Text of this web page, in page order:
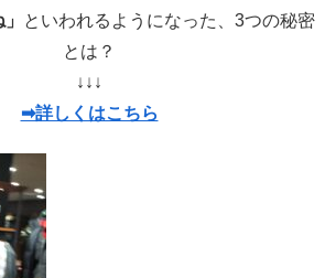
といわれるようになった、3つの秘密
とは？
↓↓↓
➡詳しくはこちら